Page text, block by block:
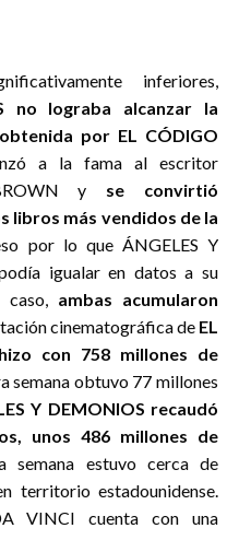
inferiores,
no lograba alcanzar la
por EL CÓDIGO
a la fama al escritor
y se convirtió
libros más vendidos de la
por lo que ÁNGELES Y
igualar en datos a su
caso, ambas acumularon
cinematográfica de EL
con 758 millones de
semana obtuvo 77 millones
Y DEMONIOS recaudó
unos 486 millones de
semana estuvo cerca de
territorio estadounidense.
VINCI cuenta con una